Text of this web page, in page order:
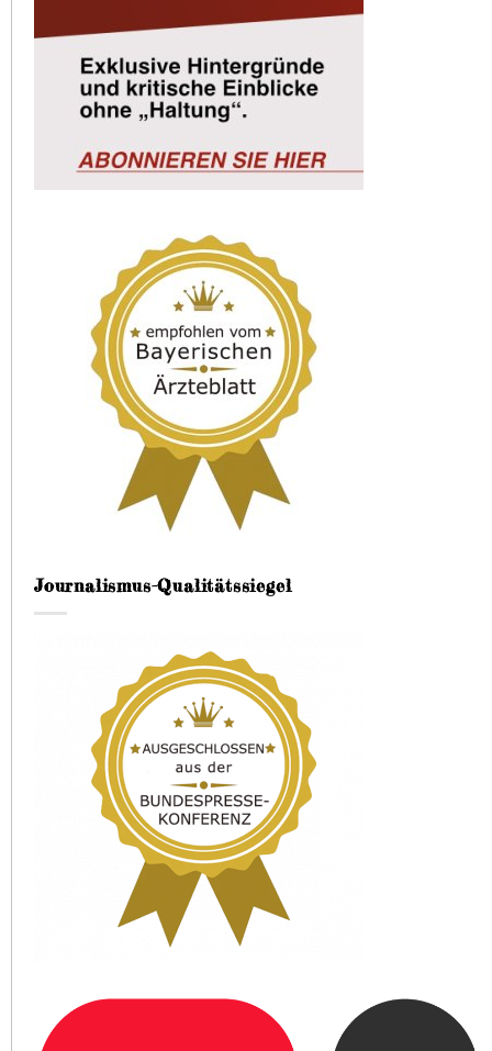
Journalismus-Qualitätssiegel